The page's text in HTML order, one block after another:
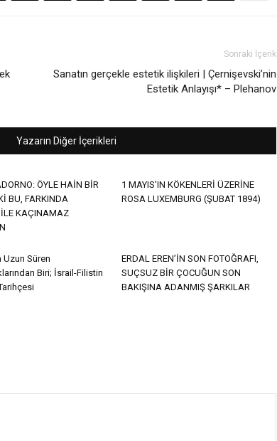
Sonraki İçerik
Sanatın gerçekle estetik ilişkileri | Çernişevski’nin
Estetik Anlayışı* – Plehanov
Yazarın Diğer İçerikleri
ÖYLE HAİN BİR
BU, FARKINDA
KAÇINAMAZ
1 MAYIS’IN KÖKENLERİ ÜZERİNE
ROSA LUXEMBURG (ŞUBAT 1894)
Uzun Süren
Biri; İsrail-Filistin
ERDAL EREN’İN SON FOTOĞRAFI,
SUÇSUZ BİR ÇOCUĞUN SON
BAKIŞINA ADANMIŞ ŞARKILAR